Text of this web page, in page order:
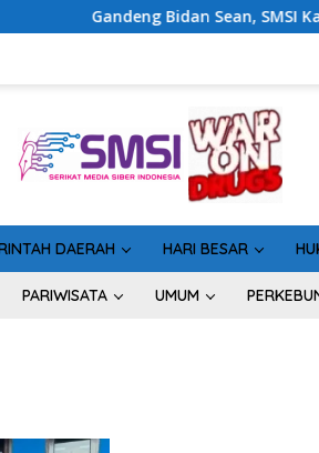
Bidan Sean, SMSI Kalteng Siap
DAERAH HARI BESAR
PARIWISATA UMUM